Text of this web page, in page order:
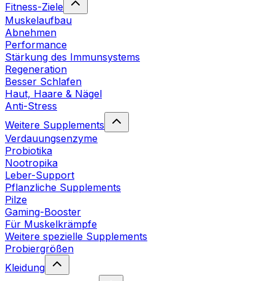
Fitness-Ziele
Muskelaufbau
Abnehmen
Performance
Stärkung des Immunsystems
Regeneration
Besser Schlafen
Haut, Haare & Nägel
Anti-Stress
Weitere Supplements
Verdauungsenzyme
Probiotika
Nootropika
Leber-Support
Pflanzliche Supplements
Pilze
Gaming-Booster
Für Muskelkrämpfe
Weitere spezielle Supplements
Probiergrößen
Kleidung